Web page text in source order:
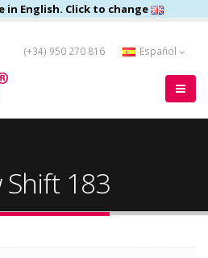
in English. Click to change
(+34) 950 270 816 Español
Shift 183